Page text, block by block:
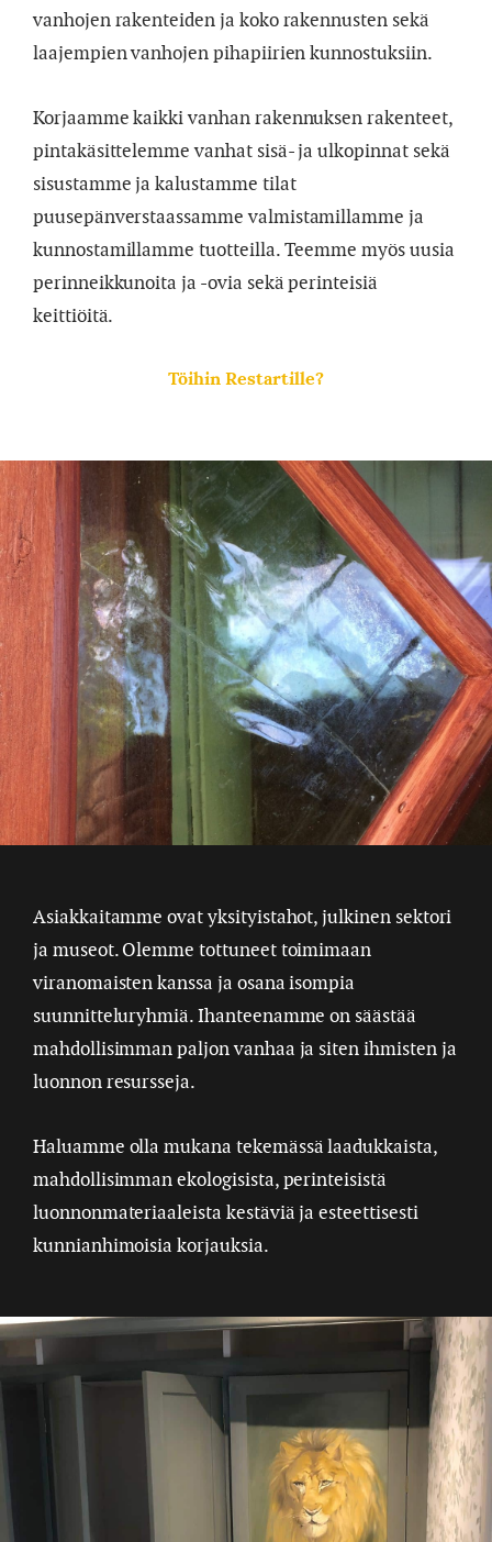
vanhojen rakenteiden ja koko rakennusten sekä
laajempien vanhojen pihapiirien kunnostuksiin.
Korjaamme kaikki vanhan rakennuksen rakenteet,
pintakäsittelemme vanhat sisä- ja ulkopinnat sekä
sisustamme ja kalustamme tilat
puusepänverstaassamme valmistamillamme ja
kunnostamillamme tuotteilla. Teemme myös uusia
perinneikkunoita ja -ovia sekä perinteisiä
keittiöitä.
Töihin Restartille?
Asiakkaitamme ovat yksityistahot, julkinen sektori
ja museot. Olemme tottuneet toimimaan
viranomaisten kanssa ja osana isompia
suunnitteluryhmiä. Ihanteenamme on säästää
mahdollisimman paljon vanhaa ja siten ihmisten ja
luonnon resursseja.
Haluamme olla mukana tekemässä laadukkaista,
mahdollisimman ekologisista, perinteisistä
luonnonmateriaaleista kestäviä ja esteettisesti
kunnianhimoisia korjauksia.